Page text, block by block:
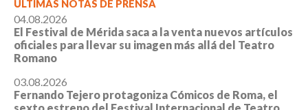
ÚLTIMAS NOTAS DE PRENSA
04.08.2026
El Festival de Mérida saca a la venta nuevos artículos
oficiales para llevar su imagen más allá del Teatro
Romano
03.08.2026
Fernando Tejero protagoniza Cómicos de Roma, el